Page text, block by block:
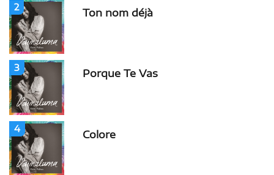
2 Ton nom déjà
3 Porque Te Vas
4 Colore